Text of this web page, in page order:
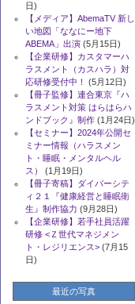
日)
【メディア】AbemaTV 新し
い地図「ななにー地下
ABEMA」出演 (5月15日)
【企業研修】カスタマーハ
ラスメント（カスハラ）対
応研修受付中！
(5月12日)
【冊子監修】連合東京『ハ
ラスメント対策 はらはらハ
ンドブック』制作 (1月24日)
【セミナー】2024年公開セ
ミナー情報（ハラスメン
ト・睡眠・メンタルヘル
ス）
(1月19日)
【冊子寄稿】ダイバーシテ
ィ２１『健康経営と睡眠衛
生』制作協力 (9月28日)
【企業研修】若手社員活躍
研修 <Ｚ世代マネジメン
ト・レジリエンス> (7月15
日)
最近の写真